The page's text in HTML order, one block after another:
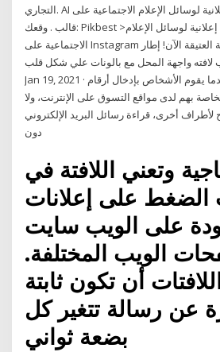
التجاري. AI قالب لافتة إعلانية لوسائل الإعلام الاجتماعية على Instagram
قالب . وقعك: Pikbest >قوالب > قالب لافتة إعلانية لوسائل الإعلام
الاجتماعية على Instagram جرب نماذج الوحات إعلانية العتيقة الآن! إطار
واجهة المحل مع بالونات علي شكل قلب
Jan 19, 2021 · وليس الجميع في مأمن عندما يقوم الأشخاص بإدخال أرقام
بهم لدى مواقع التسوق على الإنترنت، ولا
أخرى، قراءة رسائل البريد الإلكتروني
دون
وتعني اللافتة في
الضغط على إعلانات
على الويب سايت
الويب المختلفة.
أن تكون ثابتة
عن رسالة تتغير كل
بضعة ثواني